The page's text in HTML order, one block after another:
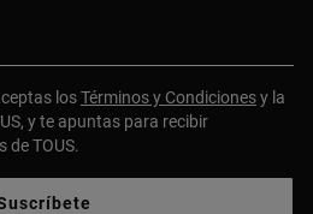
losTérminos y Condicionesy la
y te apuntas para recibir
de TOUS.